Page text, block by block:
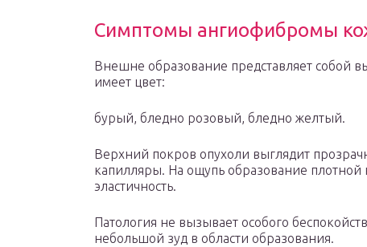
Симптомы ангиофибромы
Внешне образование представляет собой
имеет цвет:
бурый, бледно розовый, бледно желтый.
Верхний покров опухоли выглядит
капилляры. На ощупь образование плотной
эластичность.
Патология не вызывает особого
небольшой зуд в области образования.